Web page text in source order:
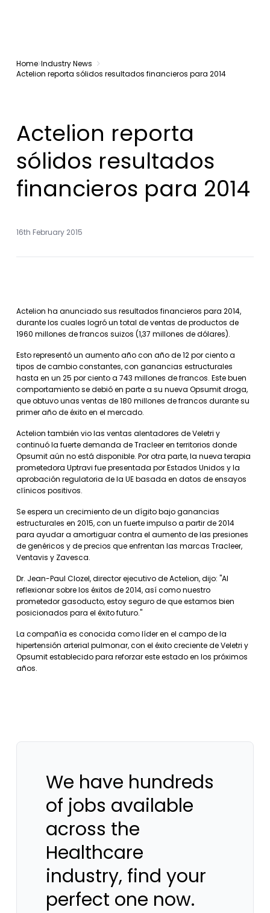
Home Industry News
Actelion reporta sólidos resultados financieros para 2014
Actelion reporta
sólidos resultados
financieros para 2014
16th February 2015
Actelion ha anunciado sus resultados financieros para 2014,
durante los cuales logró un total de ventas de productos de
1960 millones de francos suizos (1,37 millones de dólares).
Esto representó un aumento año con año de 12 por ciento a
tipos de cambio constantes, con ganancias estructurales
hasta en un 25 por ciento a 743 millones de francos. Este buen
comportamiento se debió en parte a su nueva Opsumit droga,
que obtuvo unas ventas de 180 millones de francos durante su
primer año de éxito en el mercado.
Actelion también vio las ventas alentadores de Veletri y
continuó la fuerte demanda de Tracleer en territorios donde
Opsumit aún no está disponible. Por otra parte, la nueva terapia
prometedora Uptravi fue presentada por Estados Unidos y la
aprobación regulatoria de la UE basada en datos de ensayos
clínicos positivos.
Se espera un crecimiento de un dígito bajo ganancias
estructurales en 2015, con un fuerte impulso a partir de 2014
para ayudar a amortiguar contra el aumento de las presiones
de genéricos y de precios que enfrentan las marcas Tracleer,
Ventavis y Zavesca.
Dr. Jean-Paul Clozel, director ejecutivo de Actelion, dijo: "Al
reflexionar sobre los éxitos de 2014, así como nuestro
prometedor gasoducto, estoy seguro de que estamos bien
posicionados para el éxito futuro."
La compañía es conocida como líder en el campo de la
hipertensión arterial pulmonar, con el éxito creciente de Veletri y
Opsumit establecido para reforzar este estado en los próximos
años.
We have hundreds
of jobs available
across the
Healthcare
industry, find your
perfect one now.